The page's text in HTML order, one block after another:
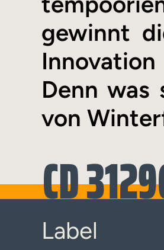
gewinnt
Denn was
von
CD
Label